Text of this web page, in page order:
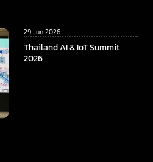
29 Jun 2026
Thailand AI & IoT Summit
2026